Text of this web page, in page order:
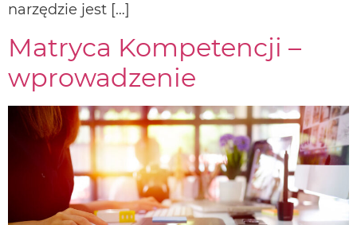
narzędzie jest […]
Matryca Kompetencji –
wprowadzenie